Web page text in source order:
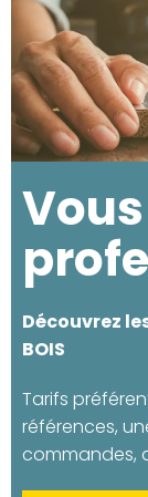
Découvrez
BOIS
Tarifs
références,
commandes,